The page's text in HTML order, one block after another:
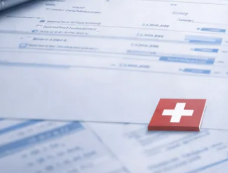
News
Fachwissen
Publikationen
Truvag
Kundeninformation
Leitbild
Kontakt
Offerte anfordern